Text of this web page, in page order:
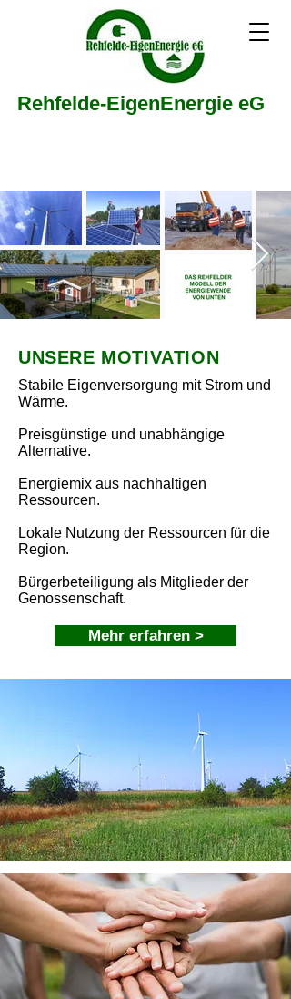
Rehfelde-EigenEnergie eG
UNSERE MOTIVATION
Stabile Eigenversorgung mit Strom und
Wärme.
Preisgünstige und unabhängige
Alternative.
Energiemix aus nachhaltigen
Ressourcen.
Lokale Nutzung der Ressourcen für die
Region.
Bürgerbeteiligung als Mitglieder der
Genossenschaft.
Mehr erfahren >